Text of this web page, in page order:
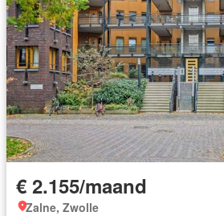
€ 2.155/maand
Zalne, Zwolle